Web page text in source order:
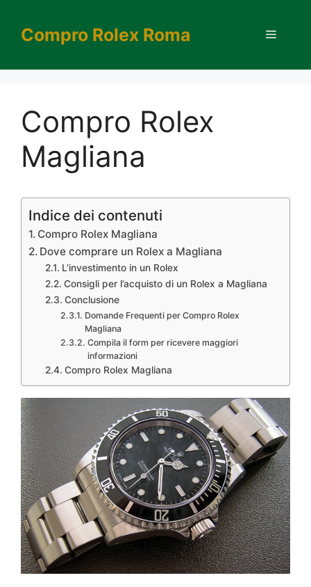
contenuto
Compro Rolex Roma Menu
Compro Rolex
Magliana
Indice dei contenuti
Compro Rolex Magliana
Dove comprare un Rolex a Magliana
L’investimento in un Rolex
Consigli per l’acquisto di un Rolex a Magliana
Conclusione
Domande Frequenti per Compro Rolex
Magliana
Compila il form per ricevere maggiori
informazioni
Compro Rolex Magliana